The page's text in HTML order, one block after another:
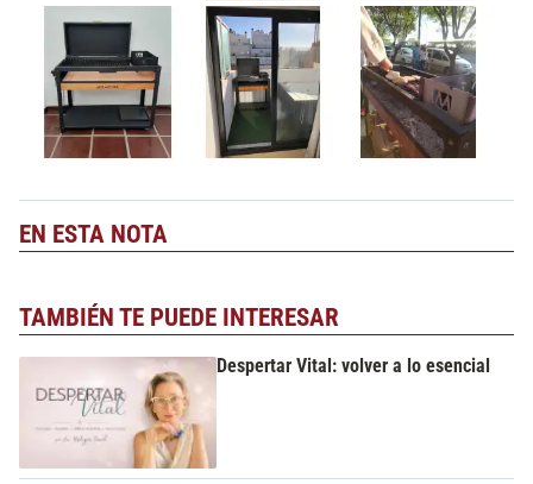
EN ESTA NOTA
TAMBIÉN TE PUEDE INTERESAR
Despertar Vital: volver a lo esencial